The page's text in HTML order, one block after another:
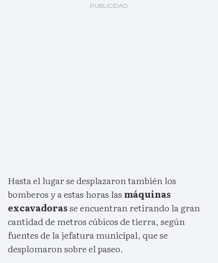
Hasta el lugar se desplazaron también los
bomberos y a estas horas las máquinas
excavadorasse encuentran retirando la gran
cantidad de metros cúbicos de tierra, según
fuentes de la jefatura municipal, que se
desplomaron sobre el paseo.